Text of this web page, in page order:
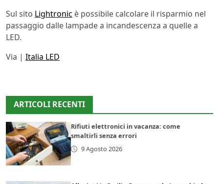
Sul sito Lightronic è possibile calcolare il risparmio nel
passaggio dalle lampade a incandescenza a quelle a
LED.
Via | Italia LED
ARTICOLI RECENTI
Rifiuti elettronici in vacanza: come
smaltirli senza errori
9 Agosto 2026